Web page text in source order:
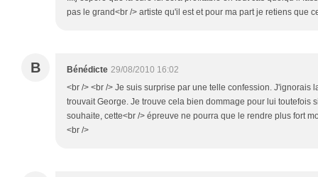
pas le grand<br /> artiste qu'il est et pour ma part je retiens que
B Bénédicte 29/08/2010 16:02
<br /> <br /> Je suis surprise par une telle confession. J'ignorais
trouvait George. Je trouve cela bien dommage pour lui toutefois
souhaite, cette<br /> épreuve ne pourra que le rendre plus fort
<br />